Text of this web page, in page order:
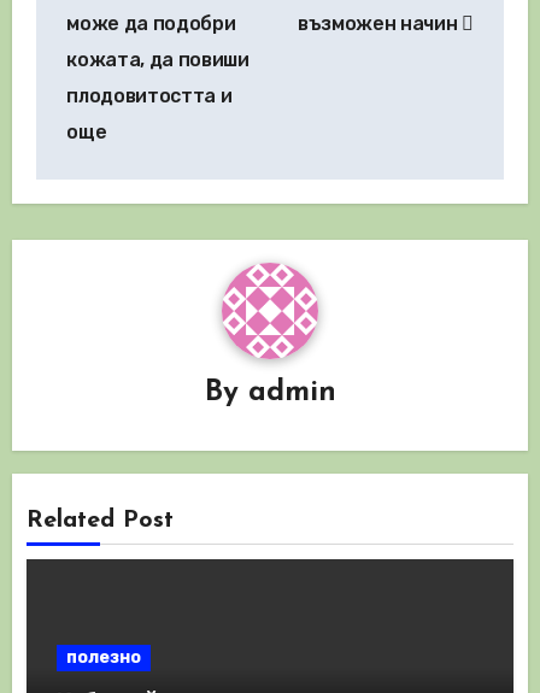
може да подобри
кожата, да повиши
плодовитостта и
още
възможен начин
By admin
Related Post
полезно